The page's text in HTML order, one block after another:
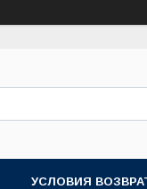
УСЛОВИЯ